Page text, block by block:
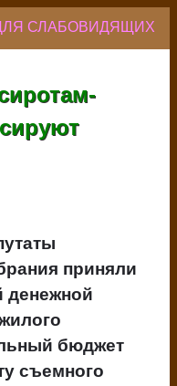
приняли
денежной
бюджет
съемного